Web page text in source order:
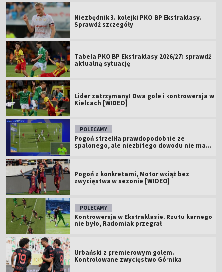
Niezbędnik 3. kolejki PKO BP Ekstraklasy.
Sprawdź szczegóły
Tabela PKO BP Ekstraklasy 2026/27: sprawdź
aktualną sytuację
Lider zatrzymany! Dwa gole i kontrowersja w
Kielcach [WIDEO]
POLECAMY
Pogoń strzeliła prawdopodobnie ze
spalonego, ale niezbitego dowodu nie ma...
Pogoń z konkretami, Motor wciąż bez
zwycięstwa w sezonie [WIDEO]
POLECAMY
Kontrowersja w Ekstraklasie. Rzutu karnego
nie było, Radomiak przegrał
Urbański z premierowym golem.
Kontrolowane zwycięstwo Górnika